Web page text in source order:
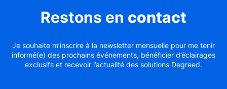
Restons en contact
Je souhaite m’inscrire à la newsletter mensuelle pour me tenir
informé(e) des prochains événements, bénéficier d’éclairages
exclusifs et recevoir l’actualité des solutions Degreed.